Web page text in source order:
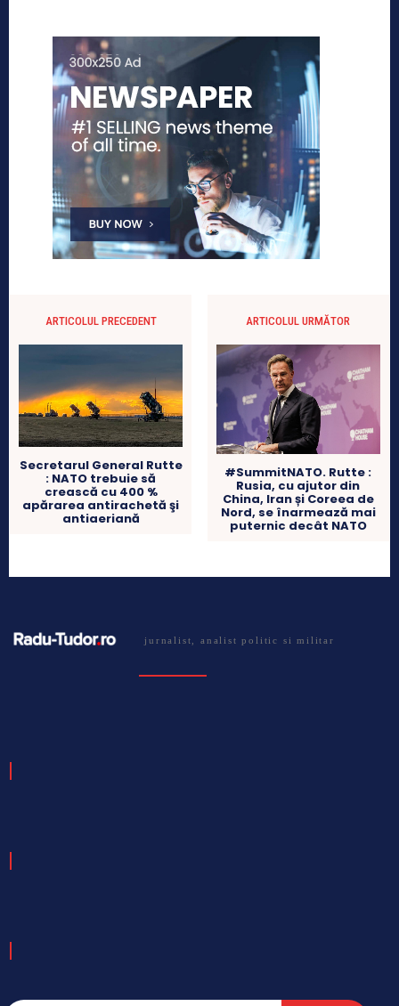
ARTICOLUL PRECEDENT
Secretarul General Rutte
: NATO trebuie să
crească cu 400 %
apărarea antirachetă şi
antiaeriană
ARTICOLUL URMĂTOR
#SummitNATO. Rutte :
Rusia, cu ajutor din
China, Iran și Coreea de
Nord, se înarmează mai
puternic decât NATO
jurnalist, analist politic si militar